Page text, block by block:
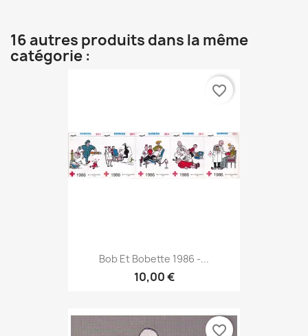
16 autres produits dans la même
catégorie :
Bob Et Bobette 1986 -...
10,00 €
favorite_border
favorite_border